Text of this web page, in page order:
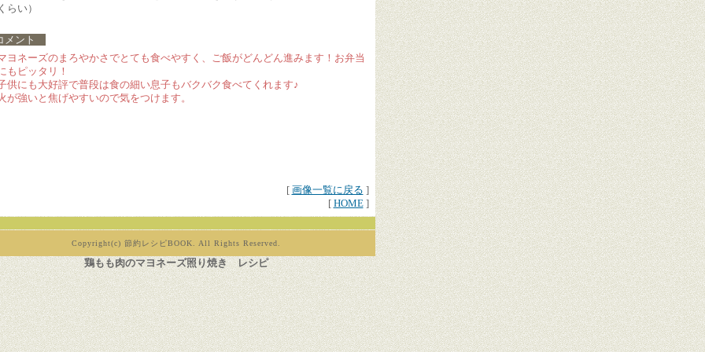
らい）
ント
ヨネーズのまろやかさでとても食べやすく、ご飯がどんどん進みます！お弁当
もピッタリ！
供にも大好評で普段は食の細い息子もバクバク食べてくれます♪
が強いと焦げやすいので気をつけます。
[ 画像一覧に戻る ]
[ HOME]
Copyright(c) 節約レシピBOOK. All Rights Reserved.
鶏もも肉のマヨネーズ照り焼き レシピ